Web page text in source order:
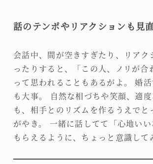
話のテンポやリアクションも見
会話中、間が空きすぎたり、リアク
ったりすると、「この人、ノリが合
って思われることもあるがよ。 婚
も大事。 自然な相づちや笑顔、適
も、相手とのリズムを作るうえでと
がやき。 一緒に話してて「心地い
もらえるように、ちょっと意識して